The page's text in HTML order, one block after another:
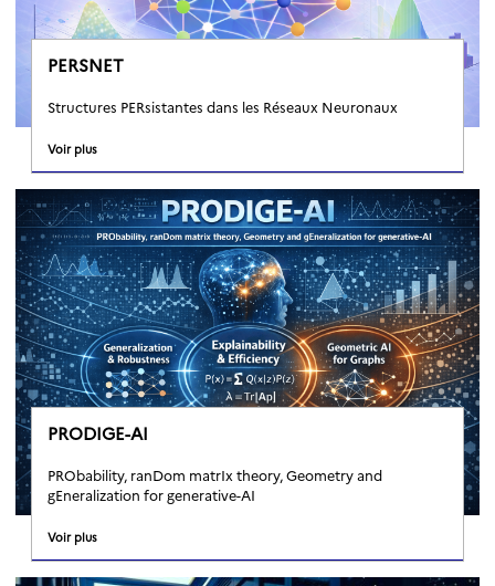
PERSNET
Structures PERsistantes dans les Réseaux Neuronaux
Voir plus
PRODIGE-AI
PRObability, ranDom matrIx theory, Geometry and
gEneralization for generative-AI
Voir plus